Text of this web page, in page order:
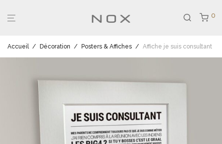
0
Accueil / Décoration / Posters & Affiches / Affiche je suis consultant